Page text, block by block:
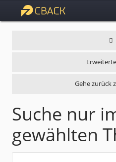
Gehe zurück
Suche nur
gewählten